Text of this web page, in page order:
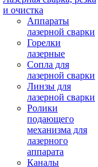
и очистка
Аппараты
лазерной сварки
Горелки
лазерные
Сопла для
лазерной сварки
Линзы для
лазерной сварки
Ролики
подающего
механизма для
лазерного
аппарата
Каналы